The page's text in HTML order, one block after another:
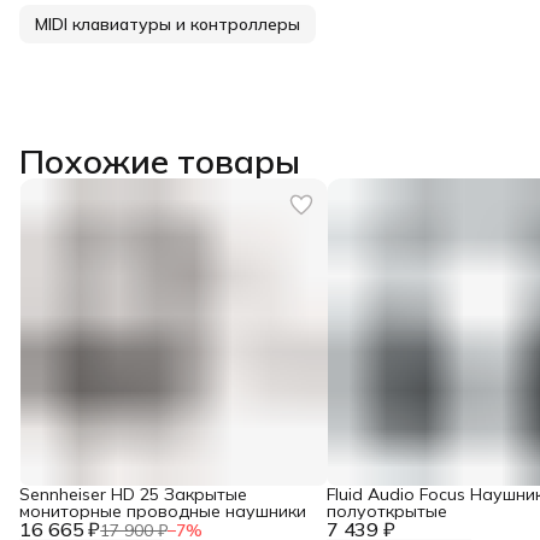
MIDI клавиатуры и контроллеры
Похожие товары
16 665 ₽17 900 ₽−7%
Sennheiser HD 25 Закрытые
мониторные проводные наушники
7 439 ₽
Fluid Audio Focus
полуоткрытые